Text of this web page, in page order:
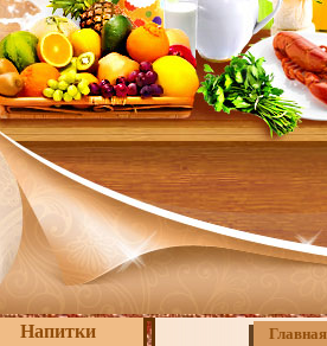
Напитки Главная